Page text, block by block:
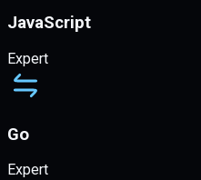
JavaScript
Expert
Go
Expert